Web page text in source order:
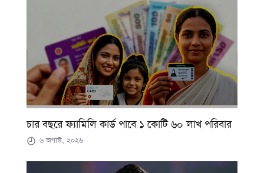
চার বছরে ফ্যামিলি কার্ড পাবে ১ কোটি ৬০ লাখ পরিবার
৬ অগাস্ট, ২০২৬